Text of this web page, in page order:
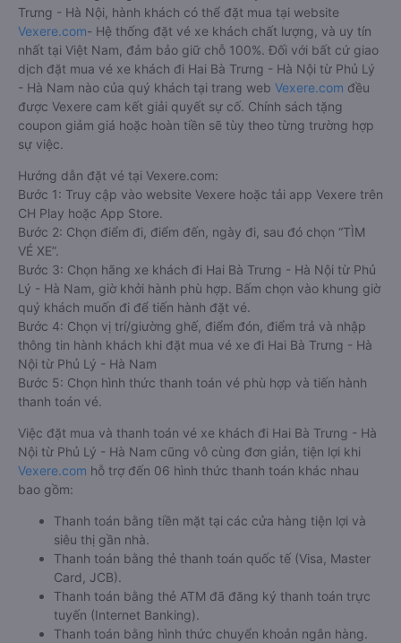
Trưng - Hà Nội, hành khách có thể đặt mua tại website
Vexere.com- Hệ thống đặt vé xe khách chất lượng, và uy tín
nhất tại Việt Nam, đảm bảo giữ chỗ 100%. Đối với bất cứ giao
dịch đặt mua vé xe khách đi Hai Bà Trưng - Hà Nội từ Phủ Lý
- Hà Nam nào của quý khách tại trang web Vexere.com đều
được Vexere cam kết giải quyết sự cố. Chính sách tặng
coupon giảm giá hoặc hoàn tiền sẽ tùy theo từng trường hợp
sự việc.
Hướng dẫn đặt vé tại Vexere.com:
Bước 1: Truy cập vào website Vexere hoặc tải app Vexere trên
CH Play hoặc App Store.
Bước 2: Chọn điểm đi, điểm đến, ngày đi, sau đó chọn “TÌM
VÉ XE”.
Bước 3: Chọn hãng xe khách đi Hai Bà Trưng - Hà Nội từ Phủ
Lý - Hà Nam, giờ khởi hành phù hợp. Bấm chọn vào khung giờ
quý khách muốn đi để tiến hành đặt vé.
Bước 4: Chọn vị trí/giường ghế, điểm đón, điểm trả và nhập
thông tin hành khách khi đặt mua vé xe đi Hai Bà Trưng - Hà
Nội từ Phủ Lý - Hà Nam
Bước 5: Chọn hình thức thanh toán vé phù hợp và tiến hành
thanh toán vé.
Việc đặt mua và thanh toán vé xe khách đi Hai Bà Trưng - Hà
Nội từ Phủ Lý - Hà Nam cũng vô cùng đơn giản, tiện lợi khi
Vexere.com hỗ trợ đến 06 hình thức thanh toán khác nhau
bao gồm:
Thanh toán bằng tiền mặt tại các cửa hàng tiện lợi và
siêu thị gần nhà.
Thanh toán bằng thẻ thanh toán quốc tế (Visa, Master
Card, JCB).
Thanh toán bằng thẻ ATM đã đăng ký thanh toán trực
tuyến (Internet Banking).
Thanh toán bằng hình thức chuyển khoản ngân hàng.